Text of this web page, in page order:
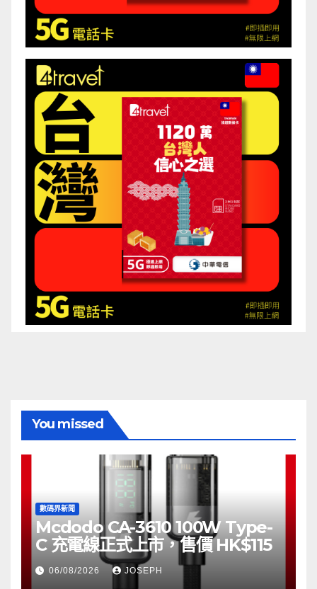
You missed
數碼界新聞
Mcdodo CA-3610 100W Type-
C 充電線正式上市，售價 HK$115
06/08/2026 JOSEPH